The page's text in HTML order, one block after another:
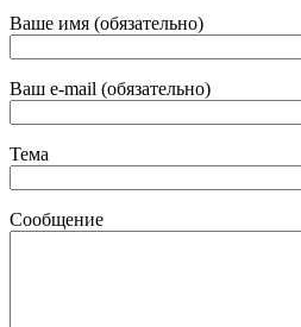
Ваше имя (обязательно)
Ваш e-mail (обязательно)
Тема
Сообщение